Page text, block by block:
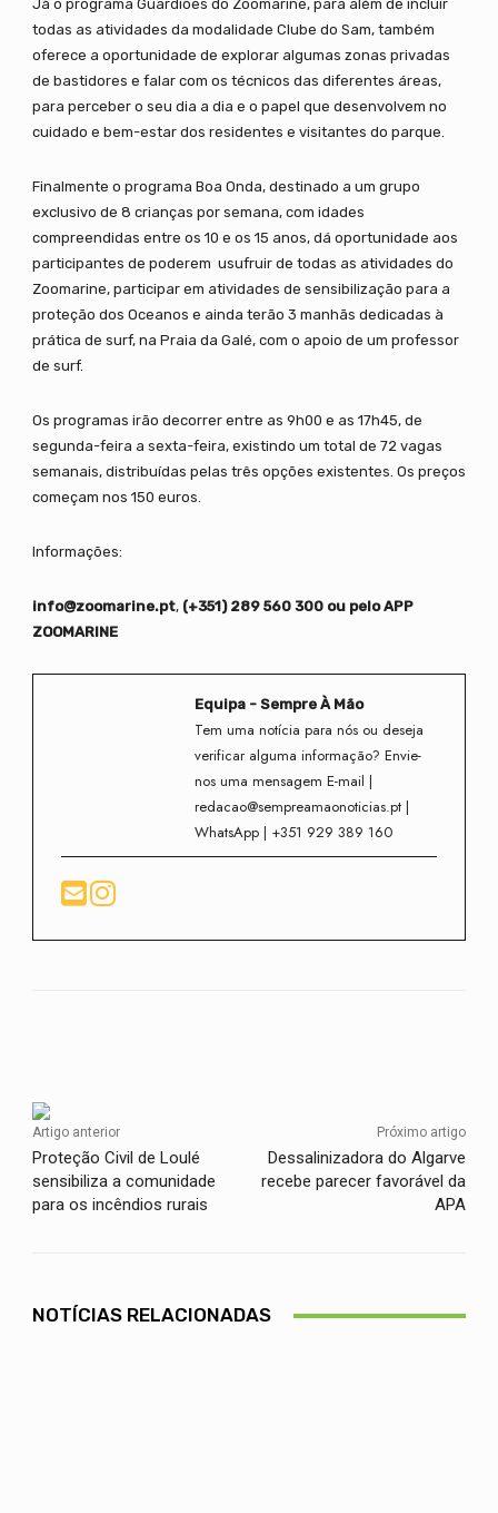
Já o programa Guardiões do Zoomarine, para além de incluir
todas as atividades da modalidade Clube do Sam, também
oferece a oportunidade de explorar algumas zonas privadas
de bastidores e falar com os técnicos das diferentes áreas,
para perceber o seu dia a dia e o papel que desenvolvem no
cuidado e bem-estar dos residentes e visitantes do parque.
Finalmente o programa Boa Onda, destinado a um grupo
exclusivo de 8 crianças por semana, com idades
compreendidas entre os 10 e os 15 anos, dá oportunidade aos
participantes de poderem usufruir de todas as atividades do
Zoomarine, participar em atividades de sensibilização para a
proteção dos Oceanos e ainda terão 3 manhãs dedicadas à
prática de surf, na Praia da Galé, com o apoio de um professor
de surf.
Os programas irão decorrer entre as 9h00 e as 17h45, de
segunda-feira a sexta-feira, existindo um total de 72 vagas
semanais, distribuídas pelas três opções existentes. Os preços
começam nos 150 euros.
Informações:
info@zoomarine.pt, (+351) 289 560 300 ou pelo APP
ZOOMARINE
Equipa - Sempre À Mão
Tem uma notícia para nós ou deseja
verificar alguma informação? Envie-
nos uma mensagem E-mail |
redacao@sempreamaonoticias.pt |
WhatsApp | +351 929 389 160
Artigo anterior
Proteção Civil de Loulé
sensibiliza a comunidade
para os incêndios rurais
Próximo artigo
Dessalinizadora do Algarve
recebe parecer favorável da
APA
NOTÍCIAS RELACIONADAS